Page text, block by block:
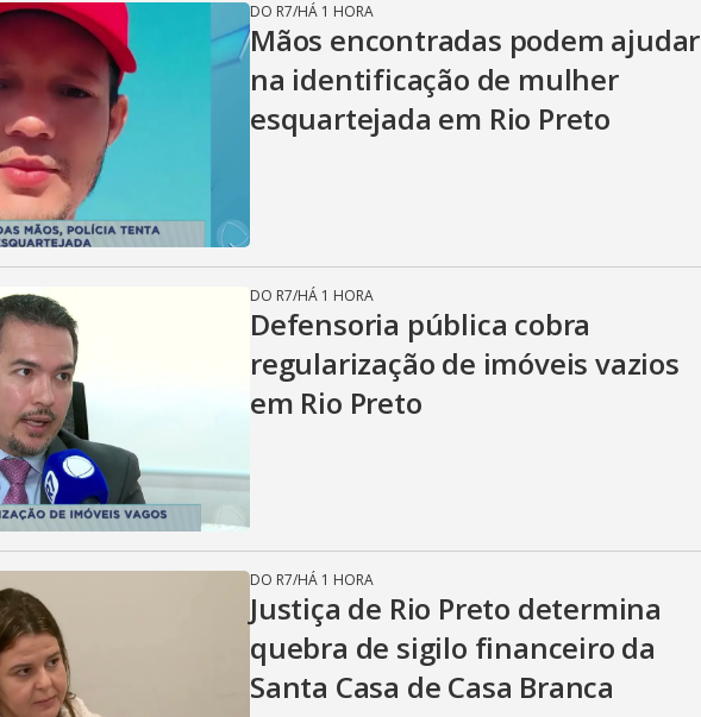
DO R7/HÁ 1 HORA
Mãos encontradas podem ajudar
na identificação de mulher
esquartejada em Rio Preto
DO R7/HÁ 1 HORA
Defensoria pública cobra
regularização de imóveis vazios
em Rio Preto
DO R7/HÁ 1 HORA
Justiça de Rio Preto determina
quebra de sigilo financeiro da
Santa Casa de Casa Branca